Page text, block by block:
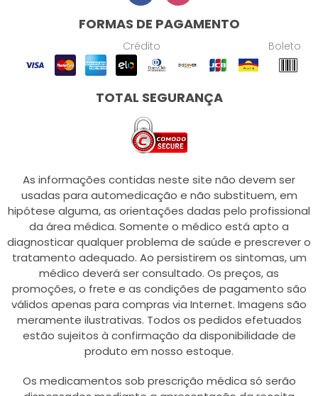
FORMAS DE PAGAMENTO
Crédito Boleto
TOTAL SEGURANÇA
As informações contidas neste site não devem ser
usadas para automedicação e não substituem, em
hipótese alguma, as orientações dadas pelo profissional
da área médica. Somente o médico está apto a
diagnosticar qualquer problema de saúde e prescrever o
tratamento adequado. Ao persistirem os sintomas, um
médico deverá ser consultado. Os preços, as
promoções, o frete e as condições de pagamento são
válidos apenas para compras via Internet. Imagens são
meramente ilustrativas. Todos os pedidos efetuados
estão sujeitos à confirmação da disponibilidade de
produto em nosso estoque.
Os medicamentos sob prescrição médica só serão